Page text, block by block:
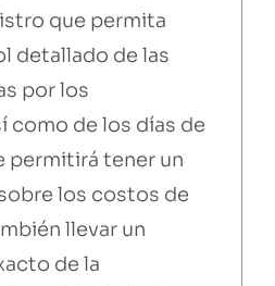
que permita
detallado de las
por los
como de los días de
permitirá tener un
los costos de
llevar un
de la